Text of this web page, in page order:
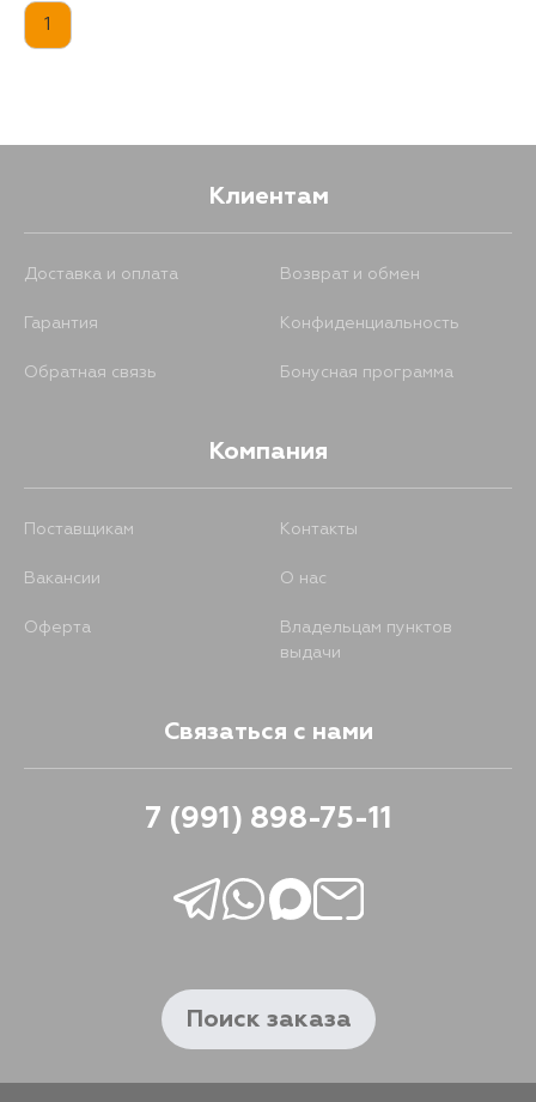
1
Клиентам
Доставка и оплата Возврат и обмен
Гарантия Конфиденциальность
Обратная связь Бонусная программа
Компания
Поставщикам Контакты
Вакансии О нас
Оферта
Владельцам пунктов
выдачи
Связаться с нами
7 (991) 898-75-11
Поиск заказа